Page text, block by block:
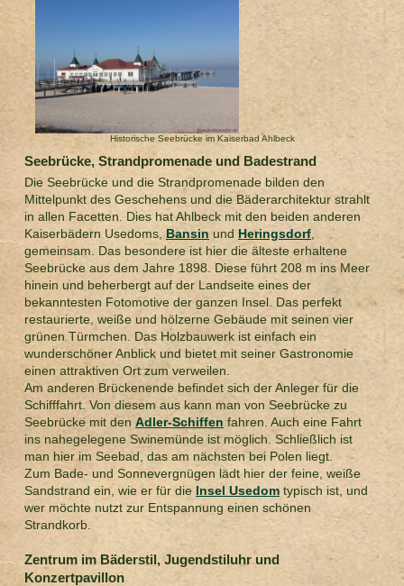
Historische Seebrücke im Kaiserbad Ahlbeck
Seebrücke, Strandpromenade und Badestrand
Die Seebrücke und die Strandpromenade bilden den
Mittelpunkt des Geschehens und die Bäderarchitektur strahlt
in allen Facetten. Dies hat Ahlbeck mit den beiden anderen
Kaiserbädern Usedoms, Bansin und Heringsdorf
gemeinsam. Das besondere ist hier die älteste erhaltene
Seebrücke aus dem Jahre 1898. Diese führt 208 m ins Meer
hinein und beherbergt auf der Landseite eines der
bekanntesten Fotomotive der ganzen Insel. Das perfekt
restaurierte, weiße und hölzerne Gebäude mit seinen vier
grünen Türmchen. Das Holzbauwerk ist einfach ein
wunderschöner Anblick und bietet mit seiner Gastronomie
einen attraktiven Ort zum verweilen.
Am anderen Brückenende befindet sich der Anleger für die
Schifffahrt. Von diesem aus kann man von Seebrücke zu
Seebrücke mit den Adler-Schiffen fahren. Auch eine Fahrt
ins nahegelegene Swinemünde ist möglich. Schließlich ist
man hier im Seebad, das am nächsten bei Polen liegt.
Zum Bade- und Sonnevergnügen lädt hier der feine, weiße
Sandstrand ein, wie er für die Insel Usedom typisch ist, und
wer möchte nutzt zur Entspannung einen schönen
Strandkorb.
Zentrum im Bäderstil, Jugendstiluhr und
Konzertpavillon